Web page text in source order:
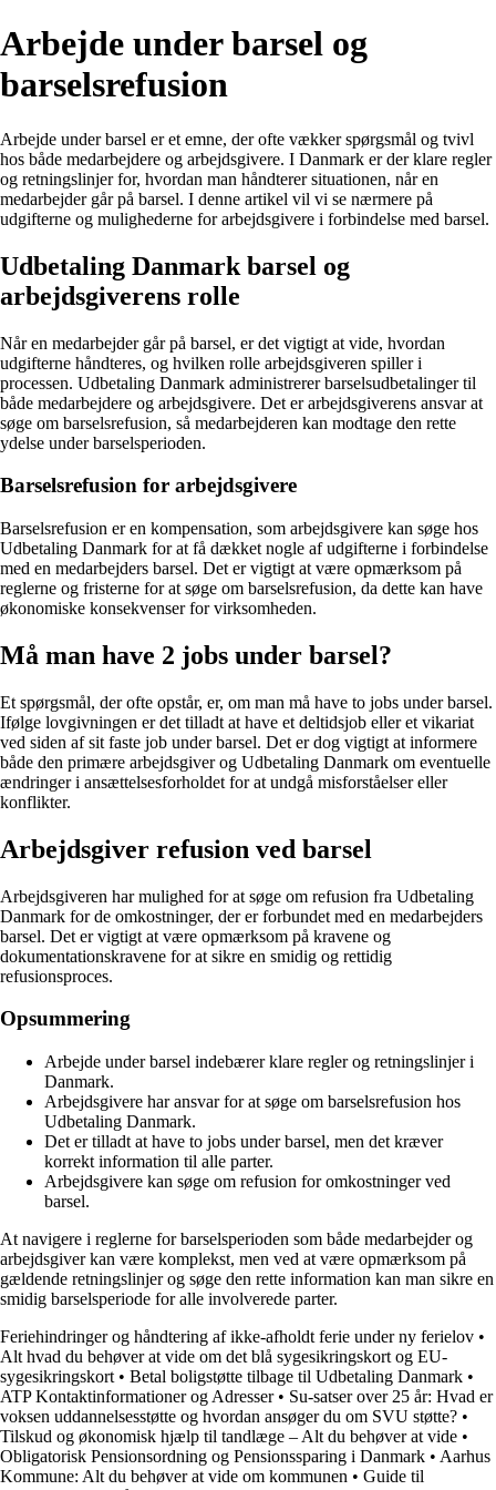
Arbejde under barsel og
barselsrefusion
Arbejde under barsel er et emne, der ofte vækker spørgsmål og tvivl
hos både medarbejdere og arbejdsgivere. I Danmark er der klare regler
og retningslinjer for, hvordan man håndterer situationen, når en
medarbejder går på barsel. I denne artikel vil vi se nærmere på
udgifterne og mulighederne for arbejdsgivere i forbindelse med barsel.
Udbetaling Danmark barsel og
arbejdsgiverens rolle
Når en medarbejder går på barsel, er det vigtigt at vide, hvordan
udgifterne håndteres, og hvilken rolle arbejdsgiveren spiller i
processen. Udbetaling Danmark administrerer barselsudbetalinger til
både medarbejdere og arbejdsgivere. Det er arbejdsgiverens ansvar at
søge om barselsrefusion, så medarbejderen kan modtage den rette
ydelse under barselsperioden.
Barselsrefusion for arbejdsgivere
Barselsrefusion er en kompensation, som arbejdsgivere kan søge hos
Udbetaling Danmark for at få dækket nogle af udgifterne i forbindelse
med en medarbejders barsel. Det er vigtigt at være opmærksom på
reglerne og fristerne for at søge om barselsrefusion, da dette kan have
økonomiske konsekvenser for virksomheden.
Må man have 2 jobs under barsel?
Et spørgsmål, der ofte opstår, er, om man må have to jobs under barsel.
Ifølge lovgivningen er det tilladt at have et deltidsjob eller et vikariat
ved siden af sit faste job under barsel. Det er dog vigtigt at informere
både den primære arbejdsgiver og Udbetaling Danmark om eventuelle
ændringer i ansættelsesforholdet for at undgå misforståelser eller
konflikter.
Arbejdsgiver refusion ved barsel
Arbejdsgiveren har mulighed for at søge om refusion fra Udbetaling
Danmark for de omkostninger, der er forbundet med en medarbejders
barsel. Det er vigtigt at være opmærksom på kravene og
dokumentationskravene for at sikre en smidig og rettidig
refusionsproces.
Opsummering
Arbejde under barsel indebærer klare regler og retningslinjer i
Danmark.
Arbejdsgivere har ansvar for at søge om barselsrefusion hos
Udbetaling Danmark.
Det er tilladt at have to jobs under barsel, men det kræver
korrekt information til alle parter.
Arbejdsgivere kan søge om refusion for omkostninger ved
barsel.
At navigere i reglerne for barselsperioden som både medarbejder og
arbejdsgiver kan være komplekst, men ved at være opmærksom på
gældende retningslinjer og søge den rette information kan man sikre en
smidig barselsperiode for alle involverede parter.
Feriehindringer og håndtering af ikke-afholdt ferie under ny ferielov •
Alt hvad du behøver at vide om det blå sygesikringskort og EU-
sygesikringskort • Betal boligstøtte tilbage til Udbetaling Danmark •
ATP Kontaktinformationer og Adresser• Su-satser over 25 år: Hvad er
voksen uddannelsesstøtte og hvordan ansøger du om SVU støtte? •
Tilskud og økonomisk hjælp til tandlæge – Alt du behøver at vide •
Obligatorisk Pensionsordning og Pensionssparing i Danmark • Aarhus
Kommune: Alt du behøver at vide om kommunen • Guide til